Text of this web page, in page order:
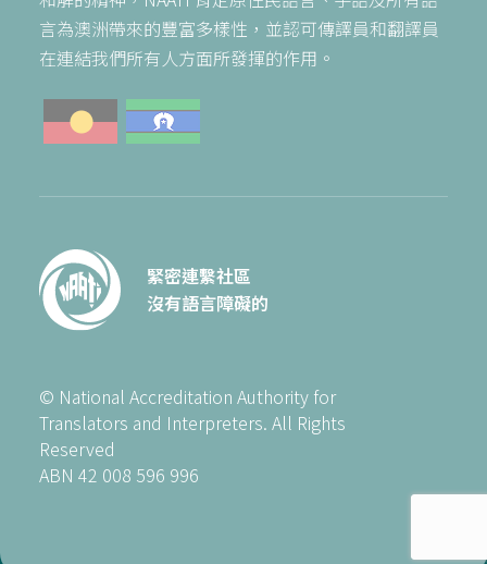
言為澳洲帶來的豐富多樣性，並認可傳譯員和翻譯員
在連結我們所有人方面所發揮的作用。
緊密連繫社區
沒有語言障礙的
© National Accreditation Authority for
Translators and Interpreters. All Rights
Reserved
ABN 42 008 596 996